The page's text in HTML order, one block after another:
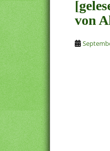
von